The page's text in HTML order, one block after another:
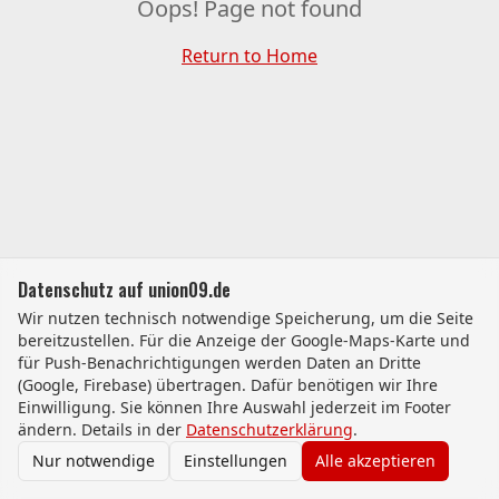
Oops! Page not found
Return to Home
Datenschutz auf union09.de
Wir nutzen technisch notwendige Speicherung, um die Seite
bereitzustellen. Für die Anzeige der Google-Maps-Karte und
für Push-Benachrichtigungen werden Daten an Dritte
(Google, Firebase) übertragen. Dafür benötigen wir Ihre
Einwilligung. Sie können Ihre Auswahl jederzeit im Footer
ändern. Details in der Datenschutzerklärung.
Nur notwendige
Einstellungen Alle akzeptieren